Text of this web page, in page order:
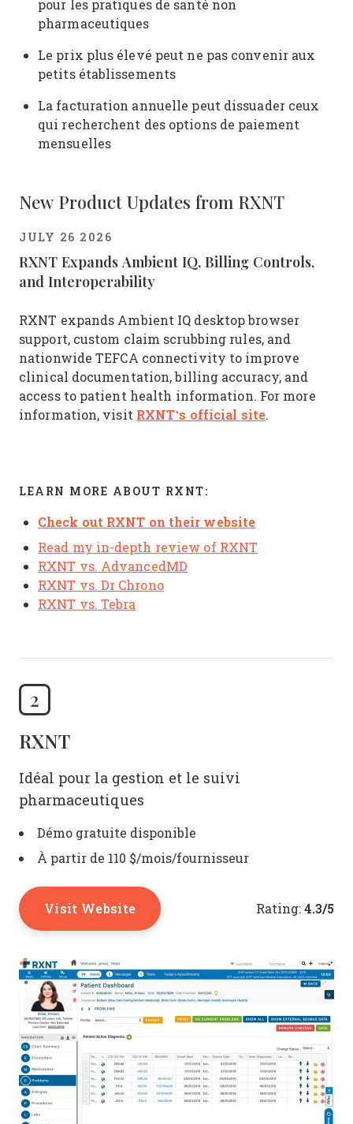
pour les pratiques de santé non
pharmaceutiques
Le prix plus élevé peut ne pas convenir aux
petits établissements
La facturation annuelle peut dissuader ceux
qui recherchent des options de paiement
mensuelles
New Product Updates from RXNT
JULY 26 2026
RXNT Expands Ambient IQ, Billing Controls,
and Interoperability
RXNT expands Ambient IQ desktop browser
support, custom claim scrubbing rules, and
nationwide TEFCA connectivity to improve
clinical documentation, billing accuracy, and
access to patient health information. For more
information, visit RXNT’s official site.
LEARN MORE ABOUT RXNT:
Check out RXNT on their website
Read my in-depth review of RXNT
RXNT vs. AdvancedMD
RXNT vs. Dr Chrono
RXNT vs. Tebra
2
RXNT
Idéal pour la gestion et le suivi
pharmaceutiques
Démo gratuite disponible
À partir de 110 $/mois/fournisseur
Visit Website Rating:4.3/5